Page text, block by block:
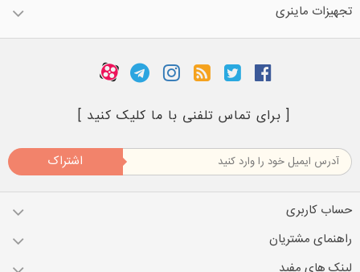
تجهیزات ماینری
[ برای تماس تلفنی با ما کلیک کنید ]
اشتراک
حساب کاربری
راهنمای مشتریان